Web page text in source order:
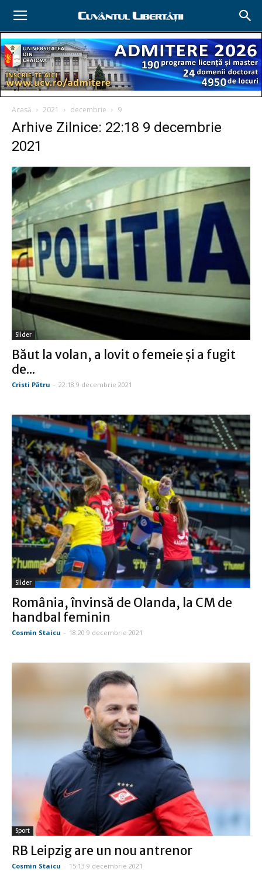
Acasă 2021 decembrie 9
Arhive Zilnice: 22:18 9 decembrie
2021
Slider
Băut la volan, a lovit o femeie și a fugit
de...
Cristi Pătru - 22:18 9 decembrie 2021
Slider
România, învinsă de Olanda, la CM de
handbal feminin
Cosmin Staicu - 18:20 9 decembrie 2021
Sport
RB Leipzig are un nou antrenor
Cosmin Staicu - 15:13 9 decembrie 2021